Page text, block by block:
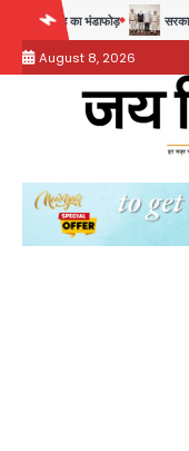
content
सरकारी भर्ती परीक्षाओं में नकल कराने
August 8, 2026